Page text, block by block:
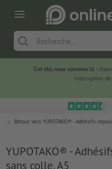
Cet été, nous sommes là :
interruption
Retour vers YUPOTAKO® - Adhésifs
YUPOTAKO® -
sans colle, A5